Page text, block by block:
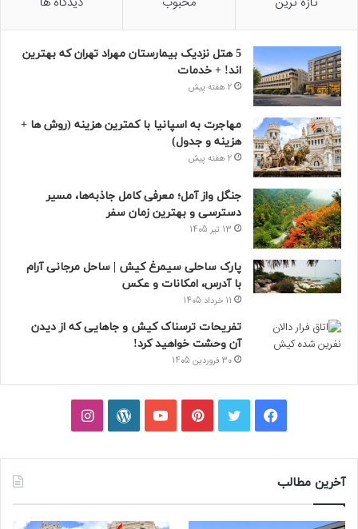
5 هتل نزدیک بیمارستان مهراد تهران که بهترین‌
اند! + خدمات
2 هفته پیش
مهاجرت به اسپانیا با کمترین هزینه (روش ها +
هزینه و جدول)
2 هفته پیش
جنگل واز آمل؛ معرفی کامل جاذبه‌ها، مسیر
دسترسی و بهترین زمان سفر
13 تیر 1405
پارک ساحلی سیمرغ کیش | ساحل مرجانی آرام
با آدرس، امکانات و عکس
11 خرداد 1405
تفریحات ترسناک کیش و جاهایی که از دیدن
آن وحشت خواهید کرد!
30 فروردین 1405
فیسبوکتوییترپینتریستیوتیوبوردپرساینستاگرام
آخرین مطالب